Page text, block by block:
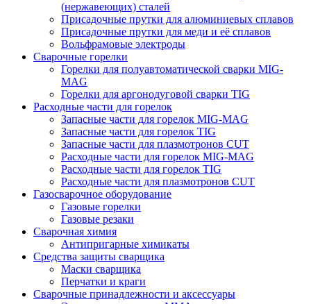
(нержавеющих) сталей
Присадочные прутки для алюминиевых сплавов
Присадочные прутки для меди и её сплавов
Вольфрамовые электроды
Сварочные горелки
Горелки для полуавтоматической сварки MIG-
MAG
Горелки для аргонодуговой сварки TIG
Расходные части для горелок
Запасные части для горелок MIG-MAG
Запасные части для горелок TIG
Запасные части для плазмотронов CUT
Расходные части для горелок MIG-MAG
Расходные части для горелок TIG
Расходные части для плазмотронов CUT
Газосварочное оборудование
Газовые горелки
Газовые резаки
Сварочная химия
Антипригарные химикаты
Средства защиты сварщика
Маски сварщика
Перчатки и краги
Сварочные принадлежности и аксессуары